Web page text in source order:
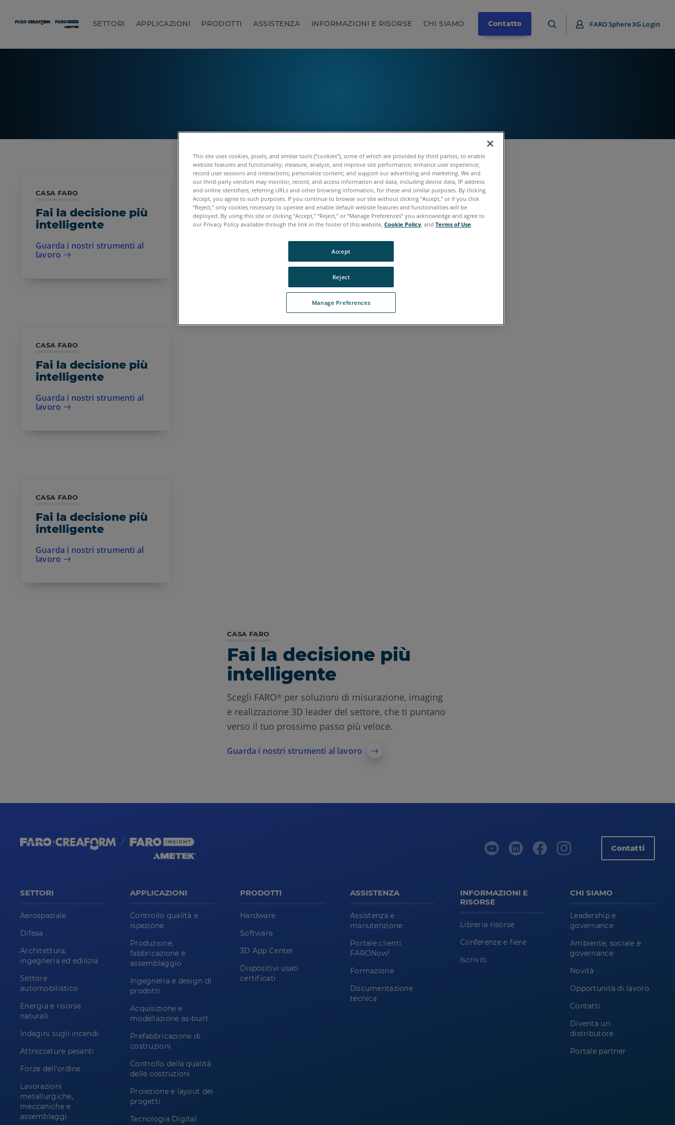
SETTORI APPLICAZIONI PRODOTTI ASSISTENZA INFORMAZIONI E RISORSE CHI SIAMO Contatto FARO Sphere XG Login
CASA FARO
Fai la decisione più
intelligente
Guarda i nostri strumenti al
lavoro
CASA FARO
Fai la decisione più
intelligente
Guarda i nostri strumenti al
lavoro
CASA FARO
Fai la decisione più
intelligente
Guarda i nostri strumenti al
lavoro
CASA FARO
Fai la decisione più
intelligente
Scegli FARO® per soluzioni di misurazione, imaging
e realizzazione 3D leader del settore, che ti puntano
verso il tuo prossimo passo più veloce.
Guarda i nostri strumenti al lavoro
Contatti
SETTORI
Aerospaziale
Difesa
Architettura,
ingegneria ed edilizia
Settore
automobilistico
Energia e risorse
naturali
Indagini sugli incendi
Attrezzature pesanti
Forze dell'ordine
Lavorazioni
metallurgiche,
meccaniche e
assemblaggi
APPLICAZIONI
Controllo qualità e
ispezione
Produzione,
fabbricazione e
assemblaggio
Ingegneria e design di
prodotti
Acquisizione e
modellazione as-built
Prefabbricazione di
costruzioni
Controllo della qualità
delle costruzioni
Proiezione e layout dei
progetti
Tecnologia Digital
PRODOTTI
Hardware
Software
3D App Center
Dispositivi usati
certificati
ASSISTENZA
Assistenza e
manutenzione
Portale clienti
FARONow!
Formazione
Documentazione
tecnica
INFORMAZIONI E
RISORSE
Libreria risorse
Conferenze e fiere
Iscriviti
CHI SIAMO
Leadership e
governance
Ambiente, sociale e
governance
Novità
Opportunità di lavoro
Contatti
Diventa un
distributore
Portale partner
This site uses cookies, pixels, and similar tools (“cookies”), some of which are provided by third parties, to enable
website features and functionality; measure, analyze, and improve site performance; enhance user experience;
record user sessions and interactions; personalize content; and support our advertising and marketing. We and
our third-party vendors may monitor, record, and access information and data, including device data, IP address
and online identifiers, referring URLs and other browsing information, for these and similar purposes. By clicking
Accept, you agree to such purposes. If you continue to browse our site without clicking “Accept,” or if you click
“Reject,” only cookies necessary to operate and enable default website features and functionalities will be
deployed. By using this site or clicking “Accept,” “Reject,” or “Manage Preferences” you acknowledge and agree to
our Privacy Policy available through the link in the footer of this website, Cookie Policy, and Terms of Use.
Manage Preferences
Reject
Accept